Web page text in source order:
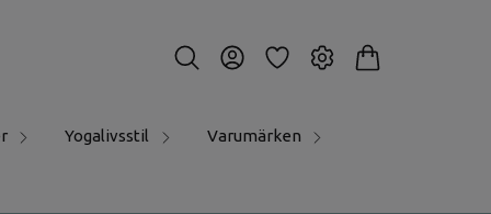
Yogalivsstil Varumärken